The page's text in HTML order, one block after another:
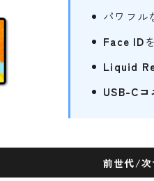
パワフル
Face ID
Liquid
USB-Cコ
前世代/次